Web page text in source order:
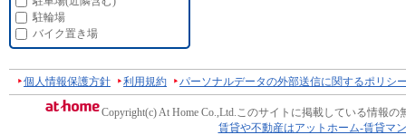
駐輪場
バイク置き場
個人情報保護方針 利用規約 パーソナルデータの外部送信に関するポリシ
Copyright(c) At Home Co.,Ltd.このサイトに掲載している情報の
賃貸や不動産はアットホーム-賃貸マ